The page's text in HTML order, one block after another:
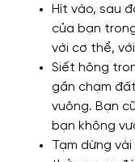
Hít vào, sau
của bạn
với cơ thể,
Siết hông
gần chạm
vuông. Bạn
bạn không
Tạm dừng